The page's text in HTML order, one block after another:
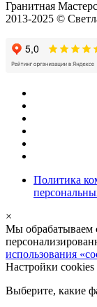
Гранитная
2013-2025 ©
Политика
×
Мы обрабатываем
использования
Настройки cookies
Выберите, какие